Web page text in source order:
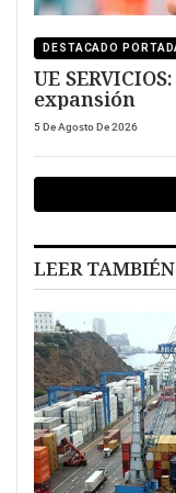
DESTACADO
UE
expansión
5 De Agosto De 2026
LEER TAMBIÉN